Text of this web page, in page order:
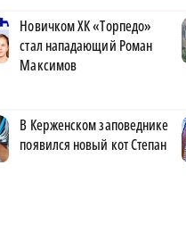
Новичком ХК «Торпедо»
стал нападающий Роман
Максимов
В Керженском заповеднике
появился новый кот Степан